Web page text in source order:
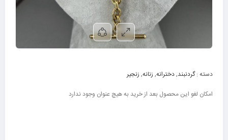
دسته :گردنبند,دخترانه, زنانه, زنجیر
امکان لغو این محصول بعد از خرید به هیچ عنوان وجود ندارد